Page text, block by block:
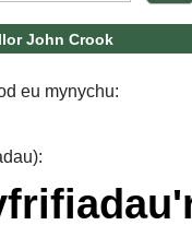
John Crook
eu mynychu: